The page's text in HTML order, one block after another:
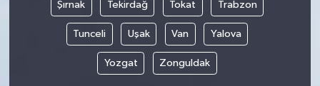
Şırnak Tekirdağ Tokat Trabzon
Tunceli Uşak Van Yalova
Yozgat Zonguldak